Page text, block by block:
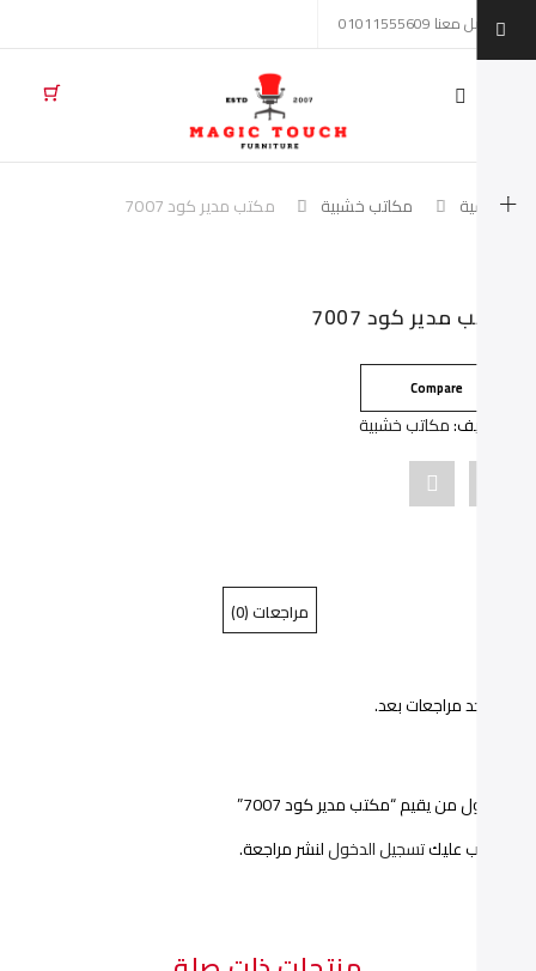
تواصل معنا 01011555609
مكاتب خشبية
مكتب مدير كود 7007
مدير كود 7007
Compare
مكاتب خشبية
Pin
on
مراجعات (0)
توجد مراجعات بعد.
أول من يقيم “مكتب مدير كود 7007”
يجب عليكتسجيل الدخوللنشر مراجعة.